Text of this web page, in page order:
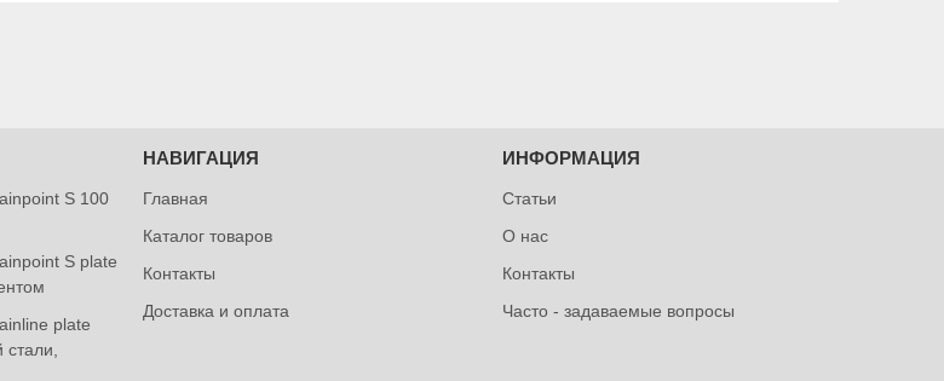
S 100
S plate
plate
НАВИГАЦИЯ
Главная
Каталог товаров
Контакты
Доставка и оплата
ИНФОРМАЦИЯ
Статьи
О нас
Контакты
Часто - задаваемые вопросы